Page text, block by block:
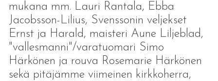
mukana mm. Lauri Rantala, Ebba
Jacobsson-Lilius, Svenssonin veljekset
Ernst ja Harald, maisteri Aune Liljeblad,
"vallesmanni"/varatuomari Simo
Härkönen ja rouva Rosemarie Härkönen
sekä pitäjämme viimeinen kirkkoherra,